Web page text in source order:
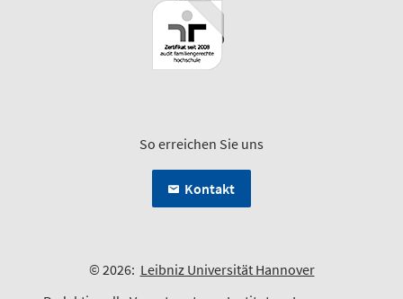
So erreichen Sie uns
Kontakt
© 2026: Leibniz Universität Hannover